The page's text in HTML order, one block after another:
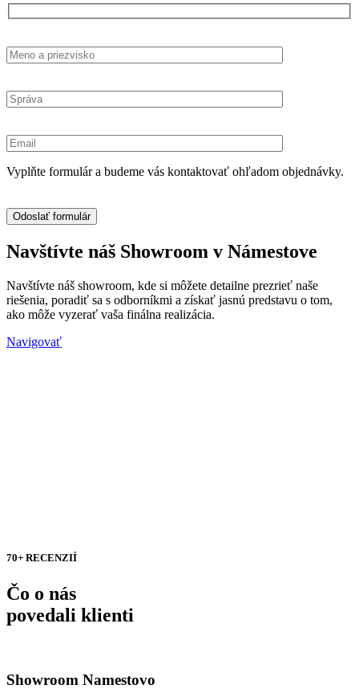
Vyplňte formulár a budeme vás kontaktovať ohľadom objednávky.
Navštívte náš Showroom v Námestove
Navštívte náš showroom, kde si môžete detailne prezrieť naše
riešenia, poradiť sa s odborníkmi a získať jasnú predstavu o tom,
ako môže vyzerať vaša finálna realizácia.
Navigovať
70+ RECENZIÍ
Čo o nás
povedali klienti
Showroom Namestovo